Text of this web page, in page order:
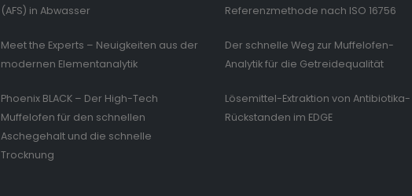
(AFS) in Abwasser
Meet the Experts – Neuigkeiten aus der
modernen Elementanalytik
Phoenix BLACK – Der High-Tech
Muffelofen für den schnellen
Aschegehalt und die schnelle
Trocknung
Referenzmethode nach ISO 16756
Der schnelle Weg zur Muffelofen-
Analytik für die Getreidequalität
Lösemittel-Extraktion von Antibiotika-
Rückstanden im EDGE